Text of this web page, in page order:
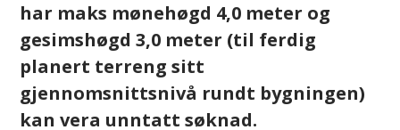
har maks mønehøgd 4,0 meter og
gesimshøgd 3,0 meter (til ferdig
planert terreng sitt
gjennomsnittsnivå rundt bygningen)
kan vera unntatt søknad.